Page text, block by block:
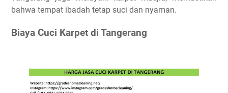
bahwa tempat ibadah tetap suci dan nyaman.
Biaya Cuci Karpet di Tangerang